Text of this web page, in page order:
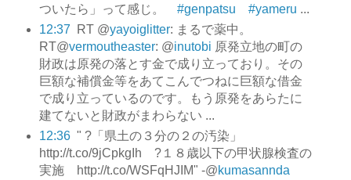
ついたら」って感じ。 #genpatsu #yameru ...
12:37
RT @yayoiglitter: まるで薬中。
RT@vermoutheaster: @inutobi 原発立地の町の
財政は原発の落とす金で成り立っており。その
巨額な補償金等をあてこんでつねに巨額な借金
で成り立っているのです。もう原発をあらたに
建てないと財政がまわらない ...
12:36 " ?「県土の３分の２の汚染」
http://t.co/9jCpkgIh ?１８歳以下の甲状腺検査の
実施 http://t.co/WSFqHJIM" -@kumasannda